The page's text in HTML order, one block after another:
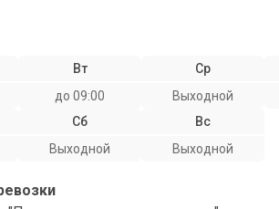
Вт
до 09:00
Ср
Выходной
Сб
Выходной
Вс
Выходной